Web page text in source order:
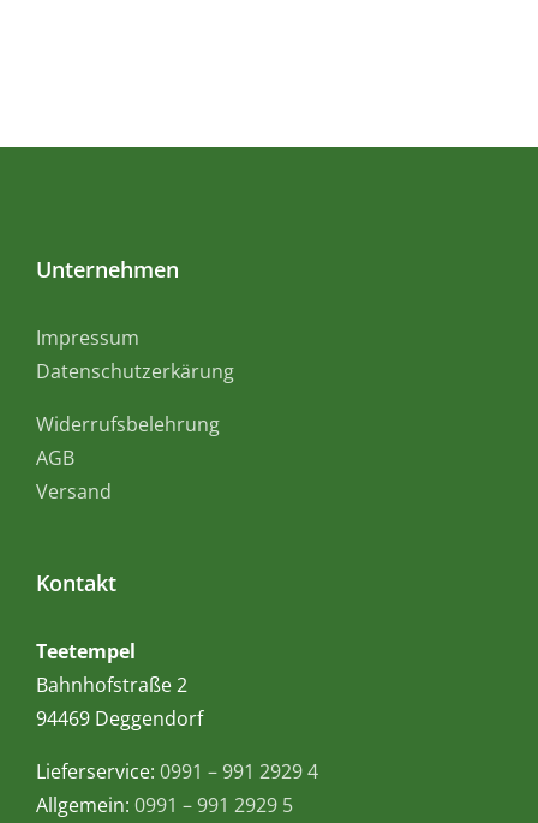
Unternehmen
Impressum
Datenschutzerkärung
Widerrufsbelehrung
AGB
Versand
Kontakt
Teetempel
Bahnhofstraße 2
94469 Deggendorf
Lieferservice: 0991 – 991 2929 4
Allgemein: 0991 – 991 2929 5